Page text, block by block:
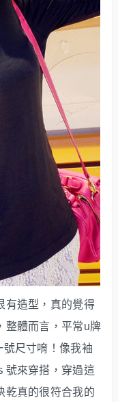
有造型，真的覺得
整體而言，平常u牌
號尺寸唷！像我袖
號來穿搭，穿過這
乾真的很符合我的